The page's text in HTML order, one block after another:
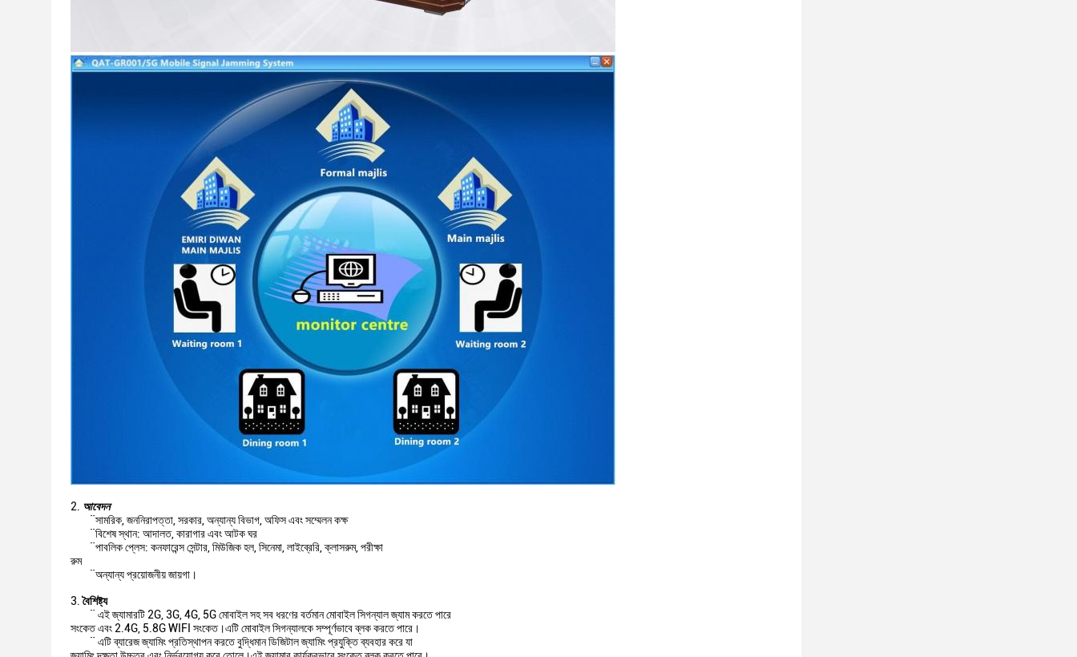
আবেদন
¨সামরিক, জননিরাপত্তা, সরকার, অন্যান্য বিভাগ, অফিস এবং সম্মেলন কক্ষ
¨বিশেষ স্থান: আদালত, কারাগার এবং আটক ঘর
¨পাবলিক প্লেস: কনফারেন্স সেন্টার, মিউজিক হল, সিনেমা, লাইব্রেরি, ক্লাসরুম, পরীক্ষা
রুম
¨অন্যান্য প্রয়োজনীয় জায়গা।
বৈশিষ্ট্য
¨ এই জ্যামারটি 2G, 3G, 4G, 5G মোবাইল সহ সব ধরণের বর্তমান মোবাইল সিগন্যাল জ্যাম করতে পারে
সংকেত এবং 2.4G, 5.8G WIFI সংকেত।এটি মোবাইল সিগন্যালকে সম্পূর্ণভাবে ব্লক করতে পারে।
¨ এটি ব্যারেজ জ্যামিং প্রতিস্থাপন করতে বুদ্ধিমান ডিজিটাল জ্যামিং প্রযুক্তি ব্যবহার করে যা